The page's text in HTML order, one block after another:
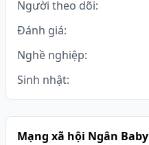
Người theo dõi:
Đánh giá:
Nghề nghiệp:
Sinh nhật:
Mạng xã hội Ngân Baby